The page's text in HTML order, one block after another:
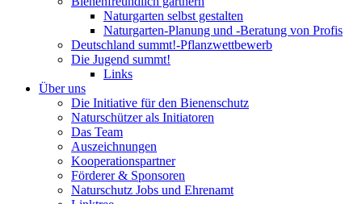
Naturgarten selbst gestalten
Naturgarten-Planung und -Beratung von Profis
Deutschland summt!-Pflanzwettbewerb
Die Jugend summt!
Links
Über uns
Die Initiative für den Bienenschutz
Naturschützer als Initiatoren
Das Team
Auszeichnungen
Kooperationspartner
Förderer & Sponsoren
Naturschutz Jobs und Ehrenamt